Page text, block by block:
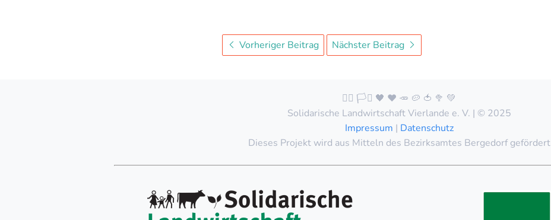
Vorheriger Beitrag Nächster Beitrag
🏳️‍🌈 🏳️‍⚧️ 🖤 ❤️ 🥕 🥔 🍅 🥦 💚
Solidarische Landwirtschaft Vierlande e. V. | © 2025
Impressum | Datenschutz
Dieses Projekt wird aus Mitteln des Bezirksamtes Bergedorf gefördert